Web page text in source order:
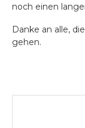
noch einen
Danke an alle,
gehen.